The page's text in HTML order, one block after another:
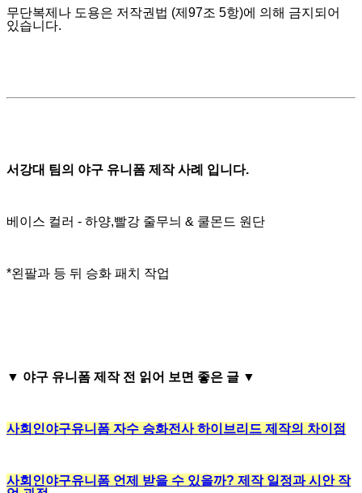
무단복제나 도용은 저작권법 (제97조 5항)에 의해 금지되어
있습니다.
서강대 팀의 야구 유니폼 제작 사례 입니다.
베이스 컬러 - 하양,빨강 줄무늬 & 쿨몬드 원단
*왼팔과 등 뒤 승화 패치 작업
▼ 야구 유니폼 제작 전 읽어 보면 좋은 글 ▼
사회인야구유니폼 자수 승화전사 하이브리드 제작의 차이점
사회인야구유니폼 언제 받을 수 있을까? 제작 일정과 시안 작